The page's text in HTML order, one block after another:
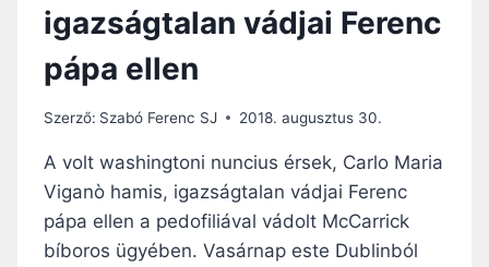
igazságtalan vádjai Ferenc
pápa ellen
Szerző: Szabó Ferenc SJ 2018. augusztus 30.
A volt washingtoni nuncius érsek, Carlo Maria
Viganò hamis, igazságtalan vádjai Ferenc
pápa ellen a pedofiliával vádolt McCarrick
bíboros ügyében. Vasárnap este Dublinból